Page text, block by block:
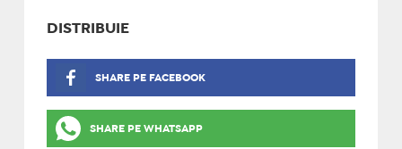
DISTRIBUIE
SHARE PE FACEBOOK
SHARE PE WHATSAPP